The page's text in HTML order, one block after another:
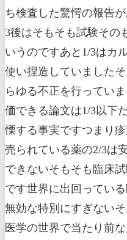
ち検査した驚愕の報告
3後はそもそも試験その
いうのですあと1/3はカ
使い捏造していました
らゆる不正を行ってい
価できる論文は1/3以下
慄する事実ですつまり
売られている薬の2/3は
できないそもそも臨床
です世界に出回ってい
無効な特別にすぎない
医学の世界で当たり前